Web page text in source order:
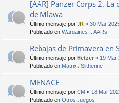
[AAR] Panzer Corps 2. La
de Mlawa
Último mensaje por JR « 30 Mar
Publicado en Wargames :: AARs
Rebajas de Primavera en
Último mensaje por Hetzer « 19 Mar
Publicado en Matrix / Slitherine
MENACE
Último mensaje por CM « 18 Mar
Publicado en Otros Juegos